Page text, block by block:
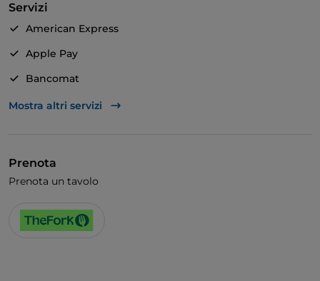
Servizi
American Express
Apple Pay
Bancomat
Mastercard
Bagno per disabili
Mostra altri servizi
Prenota
Prenota un tavolo